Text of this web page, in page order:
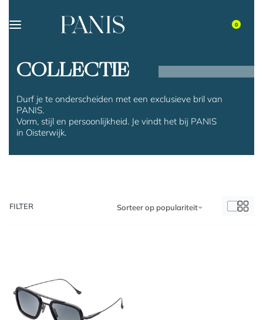
0
COLLECTIE
Durf je te onderscheiden met een exclusieve bril van
PANIS.
Vorm, stijl en persoonlijkheid. Je vindt het bij PANIS
in Oisterwijk.
Sorteer op populariteit
FILTER